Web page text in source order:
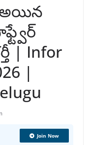
అయిన
| Infor
|
Join Now